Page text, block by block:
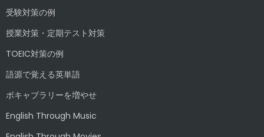
受験対策の例
授業対策・定期テスト対策
TOEIC対策の例
語源で覚える英単語
ボキャブラリーを増やせ
English Through Music